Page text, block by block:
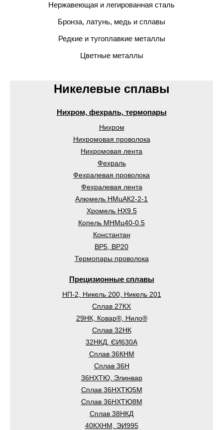
Нержавеющая и легированная сталь
Бронза, латунь, медь и сплавы
Редкие и тугоплавкие металлы
Цветные металлы
Никелевые сплавы
Нихром, фехраль, термопары
Нихром
Нихромовая проволока
Нихромовая лента
Фехраль
Фехралевая проволока
Фехралевая лента
Алюмель НМцАК2-2-1
Хромель НХ9.5
Копель МНМц40-0.5
Константан
ВР5, ВР20
Термопары проволока
Прецизионные сплавы
НП-2, Никель 200, Никель 201
Сплав 27КХ
29НК, Ковар®, Нило®
Сплав 32НК
32НКД, ЄИ630А
Сплав 36КНМ
Сплав 36Н
36НХТЮ, Элинвар
Сплав 36НХТЮ5М
Сплав 36НХТЮ8М
Сплав 38НКД
40КХНМ, ЭИ995